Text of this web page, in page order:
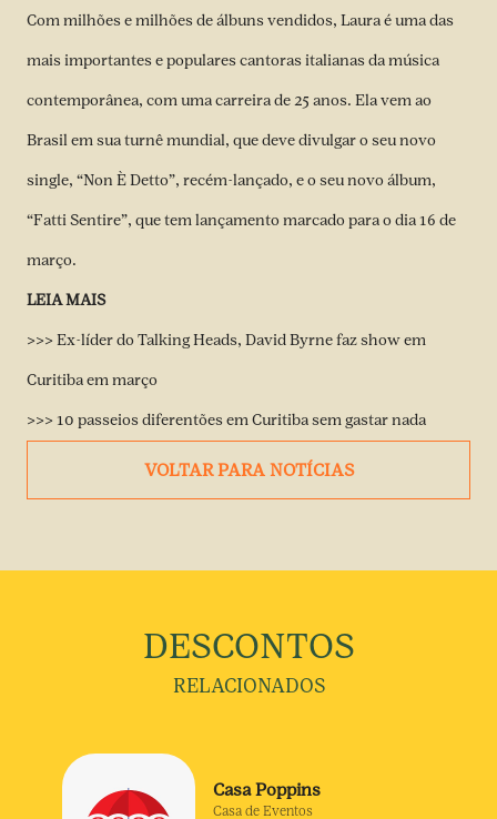
Com milhões e milhões de álbuns vendidos, Laura é uma das
mais importantes e populares cantoras italianas da música
contemporânea, com uma carreira de 25 anos. Ela vem ao
Brasil em sua turnê mundial, que deve divulgar o seu novo
single, “Non È Detto”, recém-lançado, e o seu novo álbum,
“Fatti Sentire”, que tem lançamento marcado para o dia 16 de
março.
LEIA MAIS
>>> Ex-líder do Talking Heads, David Byrne faz show em
Curitiba em março
>>> 10 passeios diferentões em Curitiba sem gastar nada
VOLTAR PARA NOTÍCIAS
DESCONTOS
RELACIONADOS
Casa Poppins
Casa de Eventos